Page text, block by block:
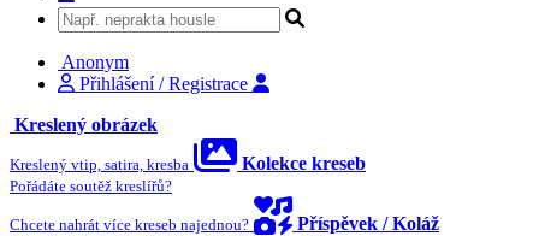
Anonym
Přihlášení / Registrace
Kreslený obrázek
Kreslený vtip, satira, kresba Kolekce kreseb
Pořádáte soutěž kreslířů?
Chcete nahrát více kreseb najednou? Příspěvek / Koláž